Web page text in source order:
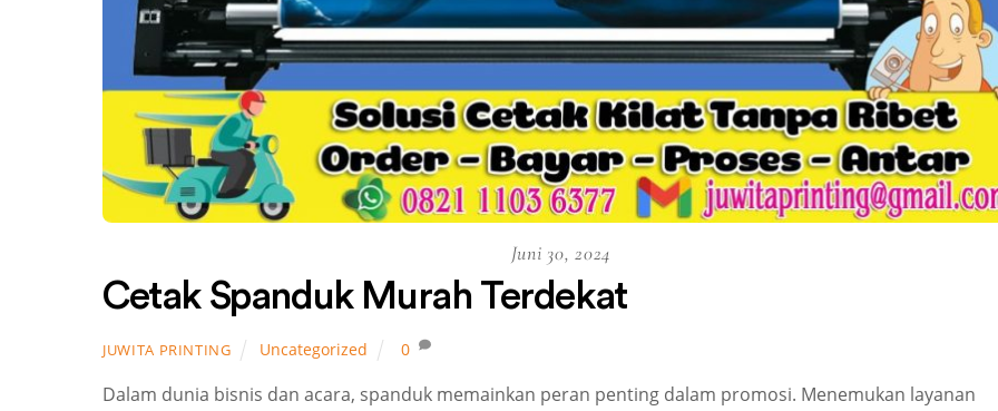
Juni 30, 2024
Cetak Spanduk Murah Terdekat
JUWITA PRINTING Uncategorized 0
Dalam dunia bisnis dan acara, spanduk memainkan peran penting dalam promosi. Menemukan layanan